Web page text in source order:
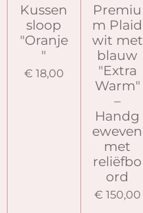
Kussen
sloop
"Oranje
"
€ 18,00
Premiu
m Plaid
wit met
blauw
"Extra
Warm"
–
Handg
eweven
met
reliëfbo
ord
€ 150,00